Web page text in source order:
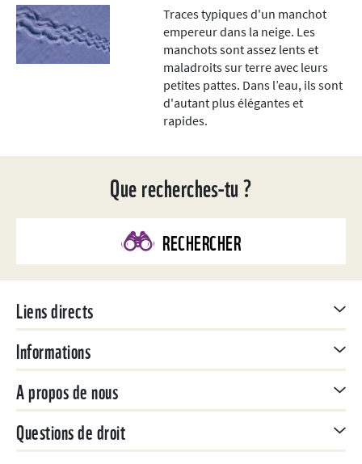
Traces typiques d'un manchot
empereur dans la neige. Les
manchots sont assez lents et
maladroits sur terre avec leurs
petites pattes. Dans l’eau, ils sont
d'autant plus élégantes et
rapides.
Que recherches-tu ?
RECHERCHER
Liens directs
Informations
A propos de nous
Questions de droit